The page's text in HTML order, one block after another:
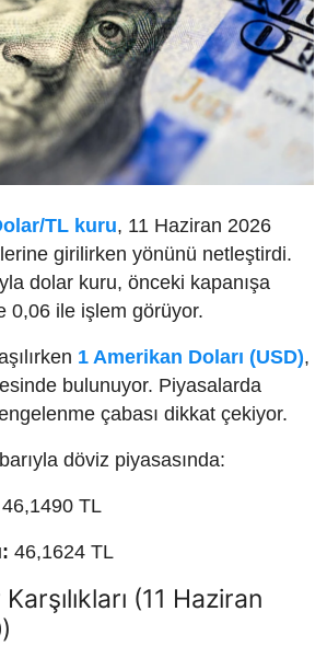
TL kuru, 11 Haziran 2026
girilirken yönünü netleştirdi.
dolar kuru, önceki kapanışa
0,06 ile işlem görüyor.
1 Amerikan Doları (USD),
bulunuyor. Piyasalarda
çabası dikkat çekiyor.
döviz piyasasında:
46,1490 TL
46,1624 TL
(11 Haziran